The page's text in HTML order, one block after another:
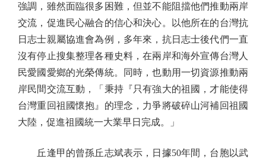
強調，雖然面臨很多困難，但並不能阻擋他們推動兩岸
交流，促進民心融合的信心和決心。以他所在的台灣抗
日志士親屬協進會為例，多年來，抗日志士後代們一直
沒有停止搜集整理各種史料，在兩岸和海外宣傳台灣人
民愛國愛鄉的光榮傳統。同時，也動用一切資源推動兩
岸民間交流互動，「秉持『只有強大的祖國，才能使得
台灣重回祖國懷抱』的理念，力爭將破碎山河補回祖國
大陸，促進祖國統一大業早日完成。」
丘逢甲的曾孫丘志斌表示，日據50年間，台胞以武